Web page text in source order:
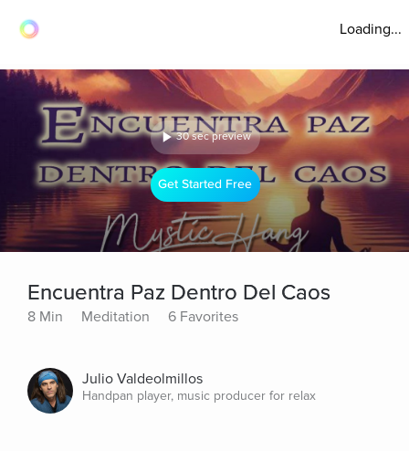
Loading...
30 sec preview
Get Started Free
Encuentra Paz Dentro Del Caos
8 Min Meditation 6 Favorites
Julio Valdeolmillos
Handpan player, music producer for relax